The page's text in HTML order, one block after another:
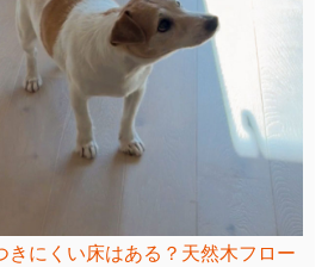
きにくい床はある？天然木フロー